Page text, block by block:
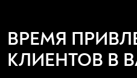
ВРЕМЯ
КЛИЕНТОВ В